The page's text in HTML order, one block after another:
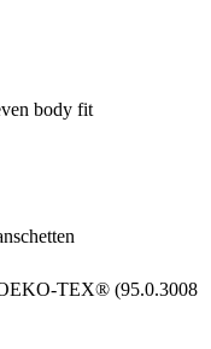
body fit
TEX® (95.0.3008